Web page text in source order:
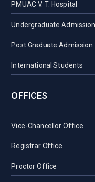
PMUAC V. T. Hospital
Undergraduate Admission
Post Graduate Admission
International Students
OFFICES
Vice-Chancellor Office
Registrar Office
Proctor Office